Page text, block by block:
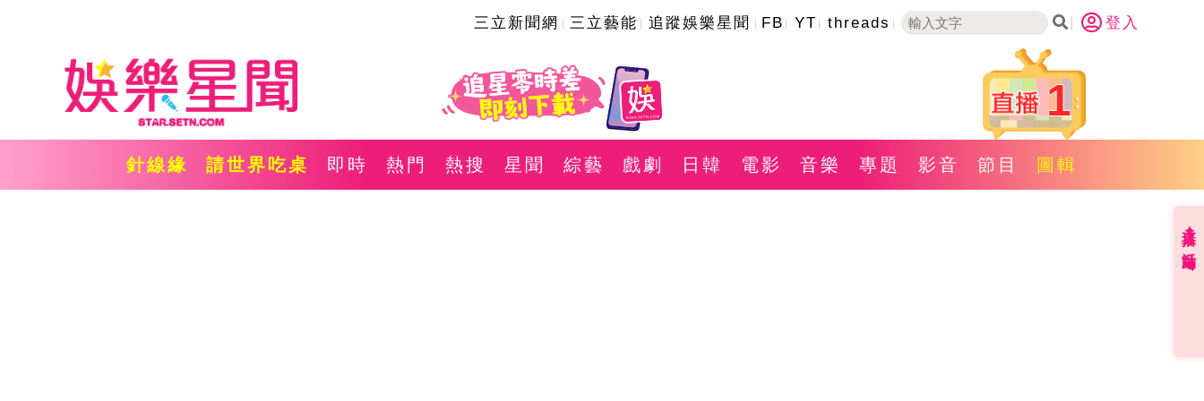
三立新聞網 三立藝能 追蹤娛樂星聞 FB YT threads 登入
1
針線緣 請世界吃桌 即時 熱門 熱搜 星聞 綜藝 戲劇 日韓 電影 音樂 專題 影音 節目 圖輯
直播✦活動